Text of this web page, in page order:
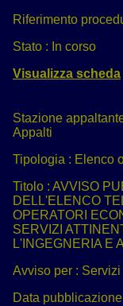
Riferimento
Stato : In corso
Visualizza scheda
Stazione
Appalti
Tipologia : Elenco
Titolo : AVVISO
DELL'ELENCO
OPERATORI
SERVIZI
L'INGEGNERIA E
Avviso per : Servizi
Data pubblicazione